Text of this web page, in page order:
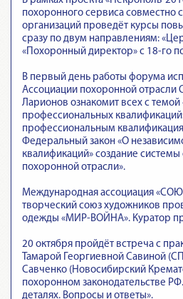
похоронного сервиса совместно
организаций проведёт курсы
сразу по двум направлениям:
«Похоронный директор» с 18-го
В первый день работы форума
Ассоциации похоронной отрасли
Ларионов ознакомит всех с
профессиональных
профессиональным
Федеральный закон «О
квалификаций» создание
похоронной отрасли».
Международная ассоциация
творческий союз художников
одежды «МИР-ВОЙНА». Куратор
20 октября пройдёт встреча с
Тамарой Георгиевной Савиной
Савченко (Новосибирский
похоронном законодательстве
деталях. Вопросы и ответы».